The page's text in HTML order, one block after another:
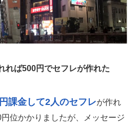
れば500円でセフレが作れた
課金して2人のセフレが作れ
位かかりましたが、メッセージ